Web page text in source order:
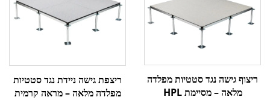
ריצוף גישה נגד סטטיות מפלדה
מלאה – מסיימת HPL
ריצפת גישה ניידת נגד סטטיות
מפלדה מלאה – מראה קרמית